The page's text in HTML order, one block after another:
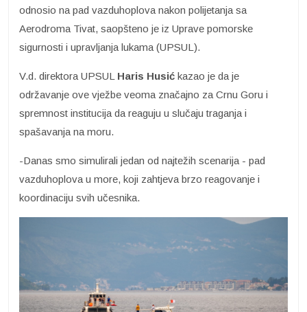
odnosio na pad vazduhoplova nakon polijetanja sa
Aerodroma Tivat, saopšteno je iz Uprave pomorske
sigurnosti i upravljanja lukama (UPSUL).
V.d. direktora UPSUL Haris Husić kazao je da je
održavanje ove vježbe veoma značajno za Crnu Goru i
spremnost institucija da reaguju u slučaju traganja i
spašavanja na moru.
-Danas smo simulirali jedan od najtežih scenarija - pad
vazduhoplova u more, koji zahtjeva brzo reagovanje i
koordinaciju svih učesnika.